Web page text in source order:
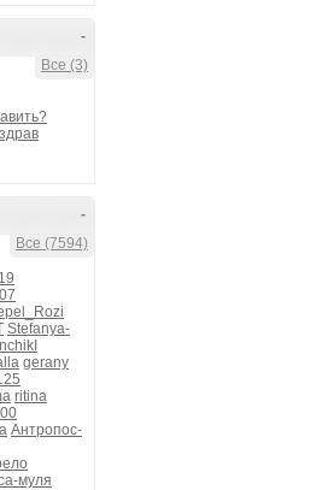
-
Все (3)
-
Все (7594)
Stefanya-
gerany
ritina
Антропос-
муля